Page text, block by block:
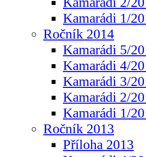
Kamarádi 1/
Ročník 2014
Kamarádi 5/
Kamarádi 4/
Kamarádi 3/
Kamarádi 2/
Kamarádi 1/
Ročník 2013
Příloha 2013